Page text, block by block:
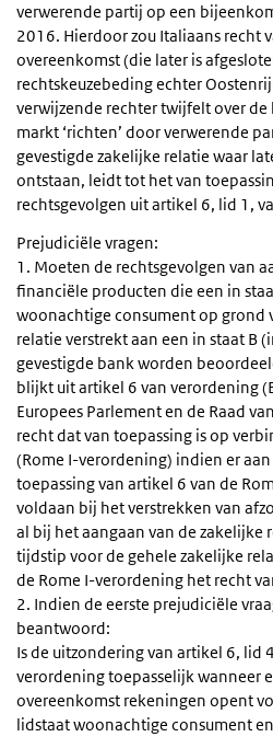
verwerende partij op een
2016. Hierdoor zou Italiaans recht
overeenkomst (die later is
rechtskeuzebeding echter
verwijzende rechter twijfelt over de
markt ‘richten’ door verwerende
gevestigde zakelijke relatie waar
ontstaan, leidt tot het van
rechtsgevolgen uit artikel 6, lid 1,
Prejudiciële vragen:
1. Moeten de rechtsgevolgen van
financiële producten die een in
woonachtige consument op grond
relatie verstrekt aan een in staat B
gevestigde bank worden
blijkt uit artikel 6 van verordening
Europees Parlement en de Raad
recht dat van toepassing is op
(Rome I-verordening) indien er
toepassing van artikel 6 van de
voldaan bij het verstrekken van
al bij het aangaan van de zakelijke
tijdstip voor de gehele zakelijke
de Rome I-verordening het recht
2. Indien de eerste prejudiciële
beantwoord:
Is de uitzondering van artikel 6, lid
verordening toepasselijk wanneer
overeenkomst rekeningen opent
lidstaat woonachtige consument